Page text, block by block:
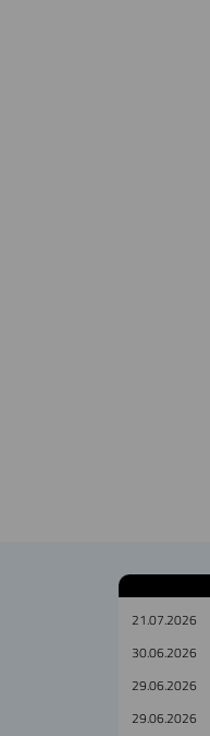
21.07.2026
30.06.2026
29.06.2026
29.06.2026